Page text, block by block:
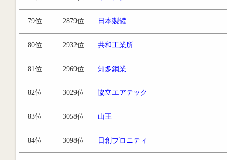
79位 2879位 日本製罐
80位 2932位 共和工業所
81位 2969位 知多鋼業
82位 3029位 協立エアテック
83位 3058位 山王
84位 3098位 日創プロニティ